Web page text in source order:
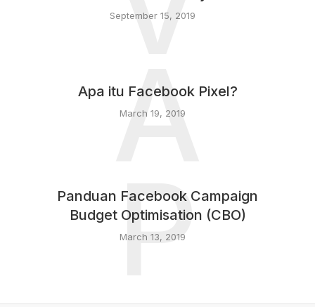
September 15, 2019
Apa itu Facebook Pixel?
March 19, 2019
A
Panduan Facebook Campaign
Budget Optimisation (CBO)
March 13, 2019
P